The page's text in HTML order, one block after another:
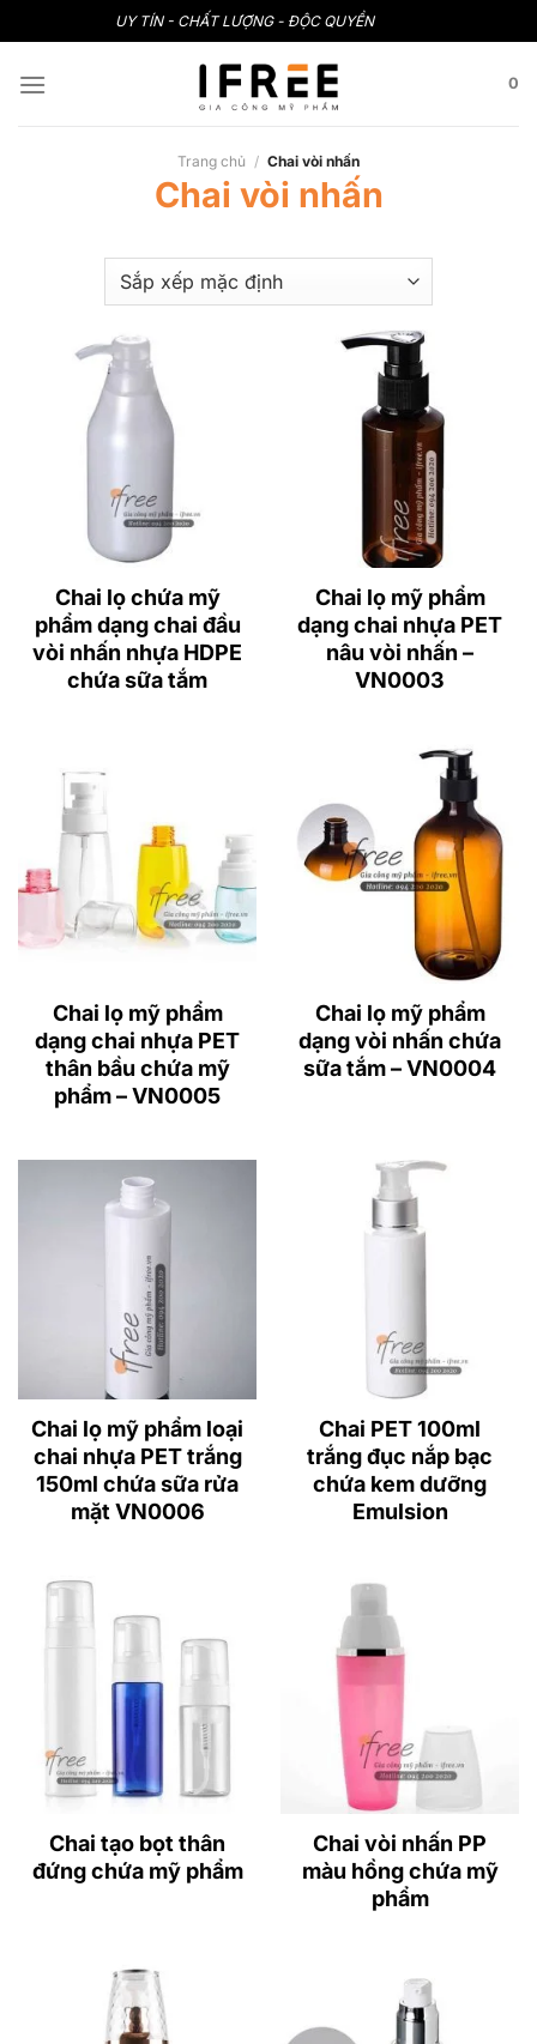
qua
nội
UY TÍN - CHẤT LƯỢNG - ĐỘC QUYỀN
0
Trang chủ / Chai vòi nhấn
Chai vòi nhấn
Chai lọ chứa mỹ
phẩm dạng chai đầu
vòi nhấn nhựa HDPE
chứa sữa tắm
Chai lọ mỹ phẩm
dạng chai nhựa PET
nâu vòi nhấn –
VN0003
Chai lọ mỹ phẩm
dạng chai nhựa PET
thân bầu chứa mỹ
phẩm – VN0005
Chai lọ mỹ phẩm
dạng vòi nhấn chứa
sữa tắm – VN0004
Chai lọ mỹ phẩm loại
chai nhựa PET trắng
150ml chứa sữa rửa
mặt VN0006
Chai PET 100ml
trắng đục nắp bạc
chứa kem dưỡng
Emulsion
Chai tạo bọt thân
đứng chứa mỹ phẩm
Chai vòi nhấn PP
màu hồng chứa mỹ
phẩm